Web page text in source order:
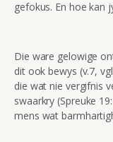
gefokus. En hoe kan
Die ware gelowige
dit ook bewys (v.7,
die wat nie vergifnis
swaarkry (Spreuke
mens wat